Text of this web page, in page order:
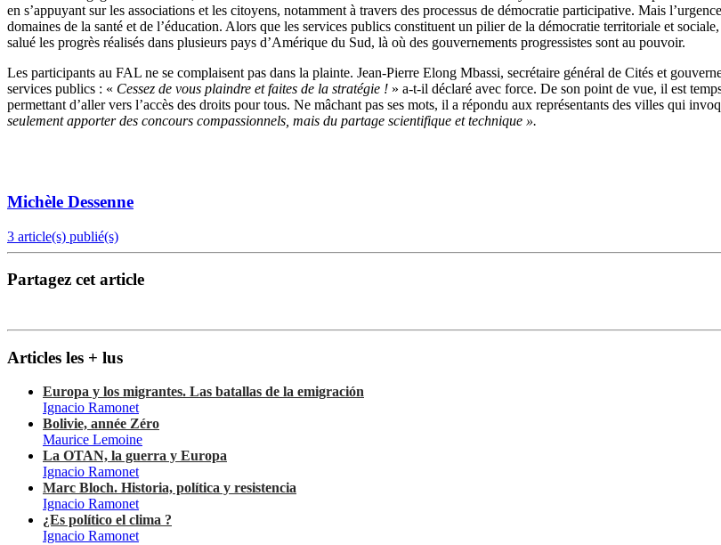
en s’appuyant sur les associations et les citoyens, notamment à travers des processus de démocratie participative. Mais
domaines de la santé et de l’éducation. Alors que les services publics constituent un pilier de la démocratie territoriale et
salué les progrès réalisés dans plusieurs pays d’Amérique du Sud, là où des gouvernements progressistes sont au pouvoir.
Les participants au FAL ne se complaisent pas dans la plainte. Jean-Pierre Elong Mbassi, secrétaire général de Cités et
services publics : « Cessez de vous plaindre et faites de la stratégie ! » a-t-il déclaré avec force. De son point de vue, il est
permettant d’aller vers l’accès des droits pour tous. Ne mâchant pas ses mots, il a répondu aux représentants des villes qui
seulement apporter des concours compassionnels, mais du partage scientifique et technique ».
Michèle Dessenne
3 article(s) publié(s)
Partagez cet article
Articles les + lus
Europa y los migrantes. Las batallas de la emigración
Ignacio Ramonet
Bolivie, année Zéro
Maurice Lemoine
La OTAN, la guerra y Europa
Ignacio Ramonet
Marc Bloch. Historia, política y resistencia
Ignacio Ramonet
¿Es político el clima ?
Ignacio Ramonet